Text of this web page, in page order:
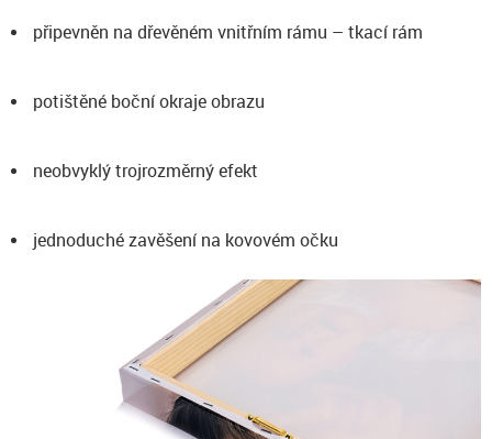
připevněn na dřevěném vnitřním rámu – tkací rám
potištěné boční okraje obrazu
neobvyklý trojrozměrný efekt
jednoduché zavěšení na kovovém očku